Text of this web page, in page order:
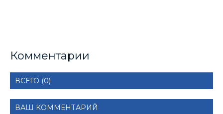
Комментарии
ВСЕГО (0)
ВАШ КОММЕНТАРИЙ